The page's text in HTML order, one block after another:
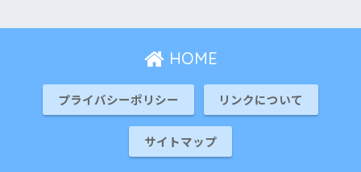
HOME
プライバシーポリシー リンクについて
サイトマップ